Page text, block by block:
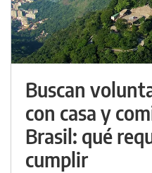
Buscan
con casa y
Brasil: qué
cumplir